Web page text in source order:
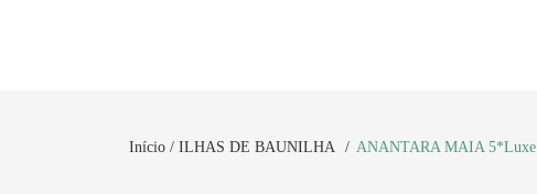
Início / ILHAS DE BAUNILHA ANANTARA MAIA 5*Luxe